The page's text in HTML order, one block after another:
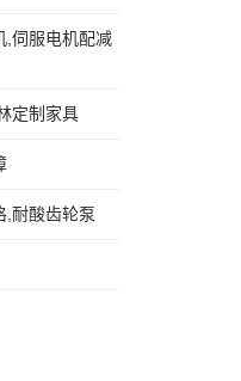
,伺服电机配减
定制家具
,耐酸齿轮泵